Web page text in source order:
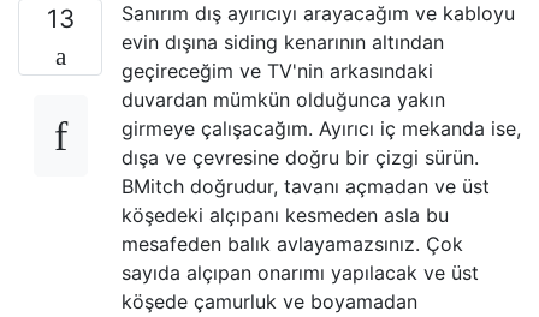
13
Sanırım dış ayırıcıyı arayacağım ve kabloyu
evin dışına siding kenarının altından
geçireceğim ve TV'nin arkasındaki
duvardan mümkün olduğunca yakın
girmeye çalışacağım. Ayırıcı iç mekanda ise,
dışa ve çevresine doğru bir çizgi sürün.
BMitch doğrudur, tavanı açmadan ve üst
köşedeki alçıpanı kesmeden asla bu
mesafeden balık avlayamazsınız. Çok
sayıda alçıpan onarımı yapılacak ve üst
köşede çamurluk ve boyamadan